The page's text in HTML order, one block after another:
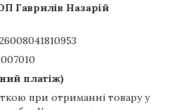
Гаврилів Назарій
платіж)
при отриманні товару у